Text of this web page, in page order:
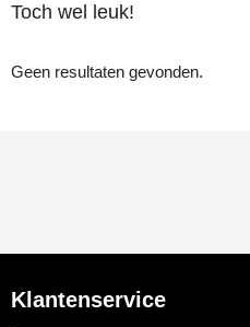
Toch wel leuk!
Geen resultaten gevonden.
Klantenservice